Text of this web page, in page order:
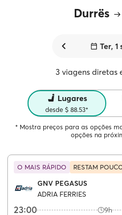
Durrës
Ter, 1
3 viagens diretas
Lugares
desde $ 88.53*
* Mostra preços para as opções
opções na
O MAIS RÁPIDO RESTAM
GNV PEGASUS
ADRIA FERRIES
23:00 9h